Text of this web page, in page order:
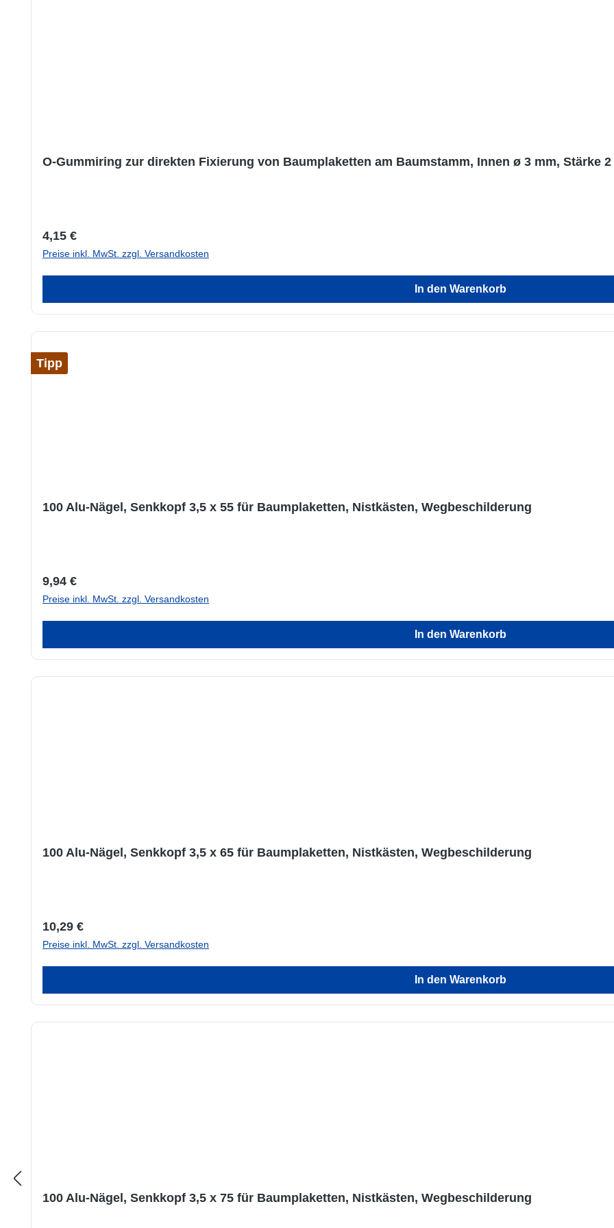
O-Gummiring zur direkten Fixierung von Baumplaketten am Baumstamm, Innen ø 3 mm, Stärke 2
Regulärer Preis:
4,15 €
Preise inkl. MwSt. zzgl. Versandkosten
In den Warenkorb
Tipp
100 Alu-Nägel, Senkkopf 3,5 x 55 für Baumplaketten, Nistkästen, Wegbeschilderung
Regulärer Preis:
9,94 €
Preise inkl. MwSt. zzgl. Versandkosten
In den Warenkorb
100 Alu-Nägel, Senkkopf 3,5 x 65 für Baumplaketten, Nistkästen, Wegbeschilderung
Regulärer Preis:
10,29 €
Preise inkl. MwSt. zzgl. Versandkosten
In den Warenkorb
100 Alu-Nägel, Senkkopf 3,5 x 75 für Baumplaketten, Nistkästen, Wegbeschilderung